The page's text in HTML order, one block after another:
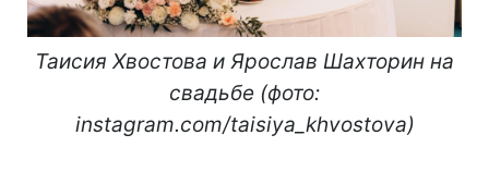
Таисия Хвостова и Ярослав Шахторин на
свадьбе (фото:
instagram.com/taisiya_khvostova)